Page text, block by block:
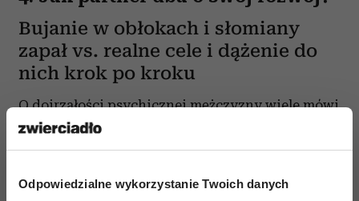
Odpowiedzialne wykorzystanie Twoich danych
Bujanie w obłokach i słomiany
zapał vs. realne cele i dążenie do
nich krok po kroku
O dojrzałości psychicznej mężczyzny wiele mówi
też jegopodejście do rozwoju osobistego
i zawodowego. Jeśli sama jesteś ambitna